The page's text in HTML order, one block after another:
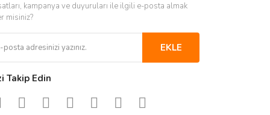
kampanya ve duyuruları ile ilgili e-posta almak
misiniz?
EKLE
Takip Edin